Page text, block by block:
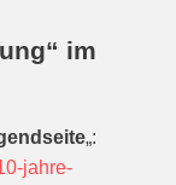
im
„:
jahre-